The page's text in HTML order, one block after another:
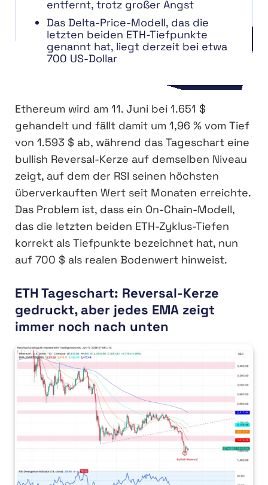
entfernt, trotz großer Angst
Das Delta-Price-Modell, das die
letzten beiden ETH-Tiefpunkte
genannt hat, liegt derzeit bei etwa
700 US-Dollar
Ethereum wird am 11. Juni bei 1.651 $
gehandelt und fällt damit um 1,96 % vom Tief
von 1.593 $ ab, während das Tageschart eine
bullish Reversal-Kerze auf demselben Niveau
zeigt, auf dem der RSI seinen höchsten
überverkauften Wert seit Monaten erreichte.
Das Problem ist, dass ein On-Chain-Modell,
das die letzten beiden ETH-Zyklus-Tiefen
korrekt als Tiefpunkte bezeichnet hat, nun
auf 700 $ als realen Bodenwert hinweist.
ETH Tageschart: Reversal-Kerze
gedruckt, aber jedes EMA zeigt
immer noch nach unten